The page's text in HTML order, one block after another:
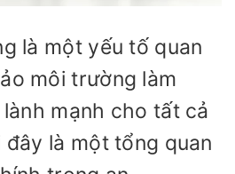
là một yếu tố quan
môi trường làm
mạnh cho tất cả
đây là một tổng quan